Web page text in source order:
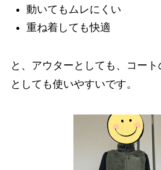
動いてもムレにくい
重ね着しても快適
と、アウターとしても、コー
としても使いやすいです。